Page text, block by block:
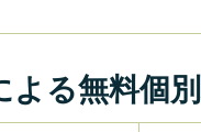
よる無料個